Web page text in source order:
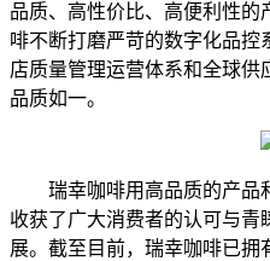
品质、高性价比、高便利性的
啡不断打磨严苛的数字化品控
店质量管理运营体系和全球
品质如一。
瑞幸咖啡用高品质的产品和
收获了广大消费者的认可与青
展。截至目前，瑞幸咖啡已拥